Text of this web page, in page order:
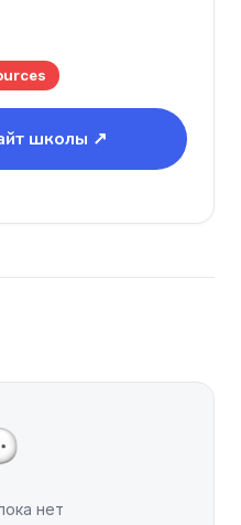
школы ↗
нет